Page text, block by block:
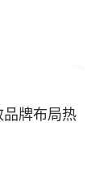
牌布局热